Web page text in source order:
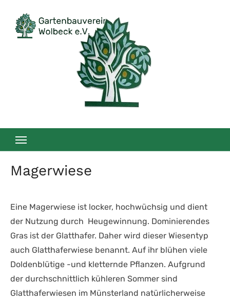
Inhalt
springen
Magerwiese
Eine Magerwiese ist locker, hochwüchsig und dient
der Nutzung durch Heugewinnung. Dominierendes
Gras ist der Glatthafer. Daher wird dieser Wiesentyp
auch Glatthaferwiese benannt. Auf ihr blühen viele
Doldenblütige -und kletternde Pflanzen. Aufgrund
der durchschnittlich kühleren Sommer sind
Glatthaferwiesen im Münsterland natürlicherweise